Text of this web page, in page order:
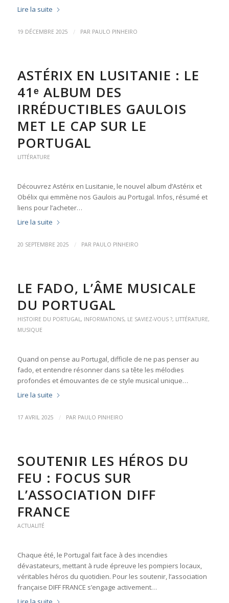
Lire la suite
19 DÉCEMBRE 2025 / PAR PAULO PINHEIRO
ASTÉRIX EN LUSITANIE : LE
41ᵉ ALBUM DES
IRRÉDUCTIBLES GAULOIS
MET LE CAP SUR LE
PORTUGAL
LITTÉRATURE
Découvrez Astérix en Lusitanie, le nouvel album d’Astérix et
Obélix qui emmène nos Gaulois au Portugal. Infos, résumé et
liens pour l’acheter…
Lire la suite
20 SEPTEMBRE 2025 / PAR PAULO PINHEIRO
LE FADO, L’ÂME MUSICALE
DU PORTUGAL
HISTOIRE DU PORTUGAL , INFORMATIONS, LE SAVIEZ-VOUS ?, LITTÉRATURE,
MUSIQUE
Quand on pense au Portugal, difficile de ne pas penser au
fado, et entendre résonner dans sa tête les mélodies
profondes et émouvantes de ce style musical unique…
Lire la suite
17 AVRIL 2025 / PAR PAULO PINHEIRO
SOUTENIR LES HÉROS DU
FEU : FOCUS SUR
L’ASSOCIATION DIFF
FRANCE
ACTUALITÉ
Chaque été, le Portugal fait face à des incendies
dévastateurs, mettant à rude épreuve les pompiers locaux,
véritables héros du quotidien. Pour les soutenir, l’association
française DIFF FRANCE s’engage activement…